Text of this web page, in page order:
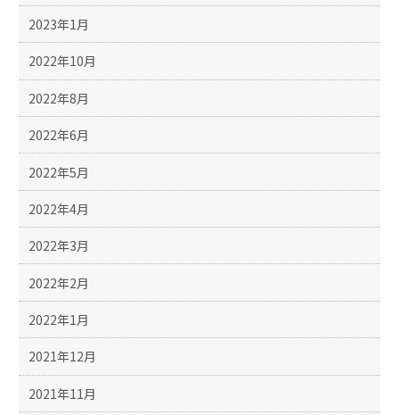
2023年1月
2022年10月
2022年8月
2022年6月
2022年5月
2022年4月
2022年3月
2022年2月
2022年1月
2021年12月
2021年11月